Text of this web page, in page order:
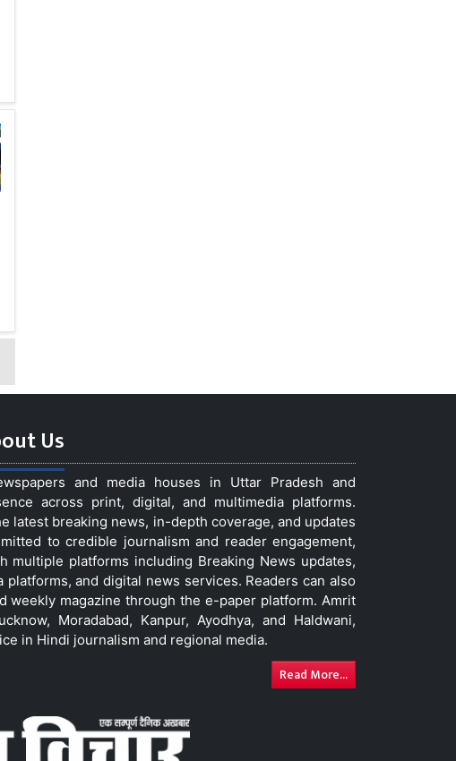
Us
and media houses in Uttar Pradesh and
across print, digital, and multimedia platforms.
latest breaking news, in-depth coverage, and updates
to credible journalism and reader engagement,
platforms including Breaking News updates,
and digital news services. Readers can also
weekly magazine through the e-paper platform. Amrit
Moradabad, Kanpur, Ayodhya, and Haldwani,
in Hindi journalism and regional media.
Read More...